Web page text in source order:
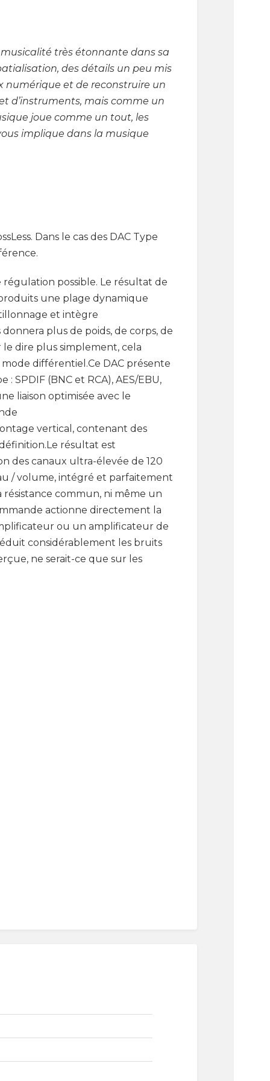
très étonnante dans sa
des détails un peu mis
numérique et de reconstruire un
d’instruments, mais comme un
joue comme un tout, les
implique dans la musique
Dans le cas des DAC Type
possible. Le résultat de
une plage dynamique
et intègre
plus de poids, de corps, de
dire plus simplement, cela
différentiel.Ce DAC présente
SPDIF (BNC et RCA), AES/EBU,
liaison optimisée avec le
vertical, contenant des
résultat est
des canaux ultra-élevée de 120
/ volume, intégré et parfaitement
commun, ni même un
actionne directement la
ou un amplificateur de
considérablement les bruits
ne serait-ce que sur les